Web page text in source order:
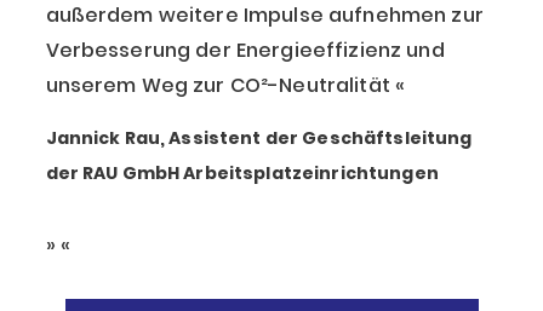
außerdem weitere Impulse aufnehmen zur
Verbesserung der Energieeffizienz und
unserem Weg zur CO²-Neutralität
Jannick Rau, Assistent der Geschäftsleitung
der RAU GmbH Arbeitsplatzeinrichtungen